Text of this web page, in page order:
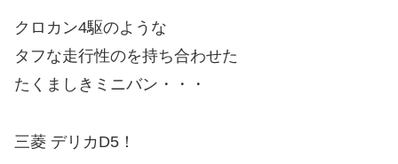
クロカン4駆のような
タフな走行性のを持ち合わせた
たくましきミニバン・・・
三菱 デリカD5！